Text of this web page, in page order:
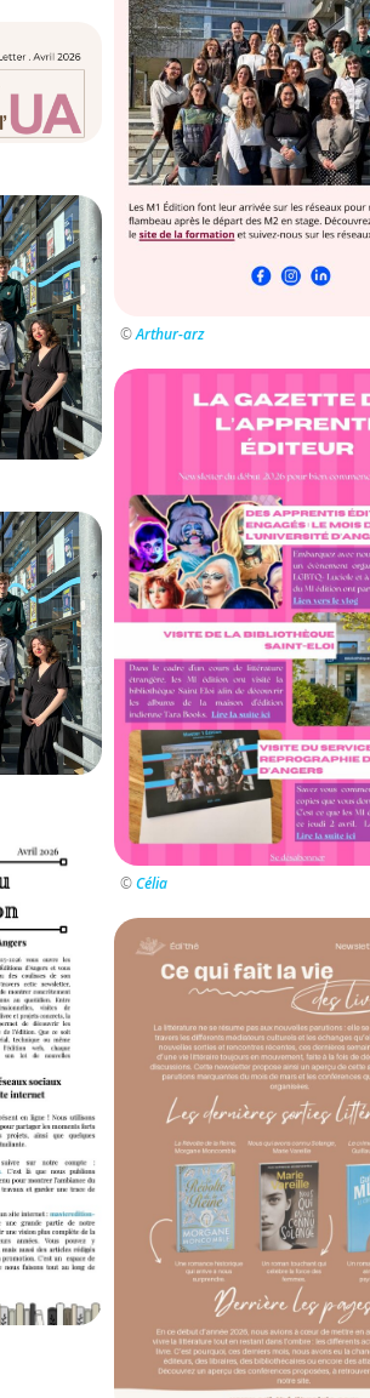
©Arthur-arz
©Célia